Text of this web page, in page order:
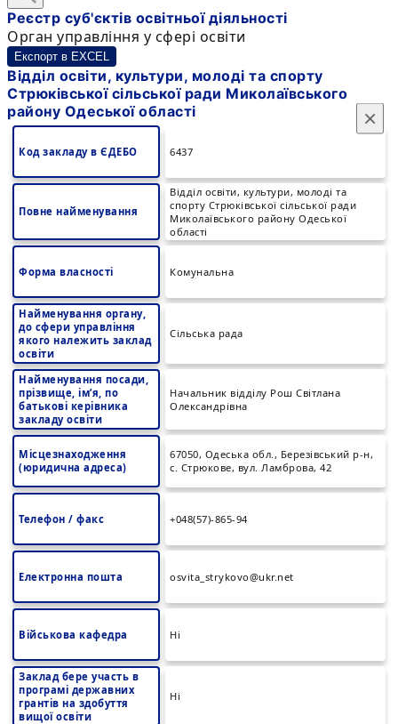
×
Реєстр суб'єктів освітньої діяльності
Орган управління у сфері освіти
Експорт в EXCEL
Відділ освіти, культури, молоді та спорту
Стрюківської сільської ради Миколаївського
району Одеської області
Код закладу в ЄДЕБО 6437
Повне найменування
Відділ освіти, культури, молоді та
спорту Стрюківської сільської ради
Миколаївського району Одеської
області
Форма власності Комунальна
Найменування органу,
до сфери управління
якого належить заклад
освіти
Сільська рада
Найменування посади,
прізвище, ім’я, по
батькові керівника
закладу освіти
Начальник відділу Рош Світлана
Олександрівна
Місцезнаходження
(юридична адреса)
67050, Одеська обл., Березівський р-н,
с. Стрюкове, вул. Ламброва, 42
Телефон / факс +048(57)-865-94
Електронна пошта osvita_strykovo@ukr.net
Військова кафедра Ні
Заклад бере участь в
програмі державних
грантів на здобуття
вищої освіти
Ні